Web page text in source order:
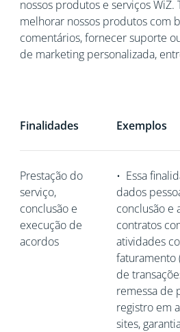
nossos produtos e serviços
melhorar nossos produtos com
comentários, fornecer suporte
de marketing personalizada,
Finalidades Exemplos
Prestação do
serviço,
conclusão e
execução de
acordos
• Essa
dados
conclusão e
contratos
atividades
faturamento
de
remessa de
registro em
sites,